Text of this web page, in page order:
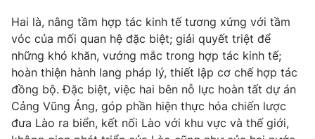
Hai là, nâng tầm hợp tác kinh tế tương xứng với tầm
vóc của mối quan hệ đặc biệt; giải quyết triệt để
những khó khăn, vướng mắc trong hợp tác kinh tế;
hoàn thiện hành lang pháp lý, thiết lập cơ chế hợp tác
đồng bộ. Đặc biệt, việc hai bên nỗ lực hoàn tất dự án
Cảng Vũng Áng, góp phần hiện thực hóa chiến lược
đưa Lào ra biển, kết nối Lào với khu vực và thế giới,